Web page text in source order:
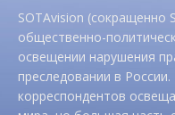
SOTAvision (сокращенно
общественно-
освещении нарушения
преследовании в
корреспондентов